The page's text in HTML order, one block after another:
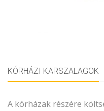
KÓRHÁZI KARSZALAGOK
A kórházak részére